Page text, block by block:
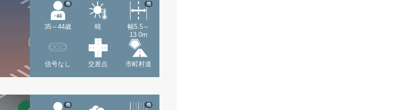
35～44歳
他
晴
幅5.5～
13.0m
他
信号なし 交差点 市町村道
他 他